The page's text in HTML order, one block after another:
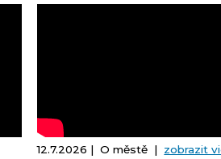
12.7.2026 | O městě | zobrazit